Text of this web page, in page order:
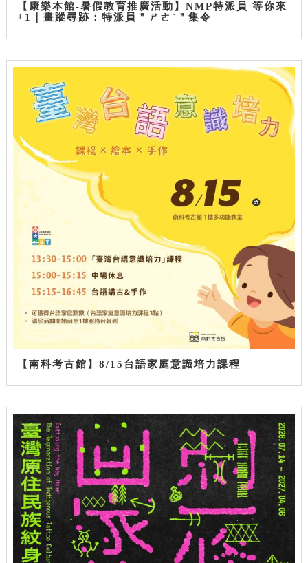
【康樂本館-暑假教育推廣活動】NMP特派員 等你來
+1｜畫蹤尋跡：特派員＂ㄕㄜˋ＂集令
【南科考古館】8/15台語家庭意識培力課程